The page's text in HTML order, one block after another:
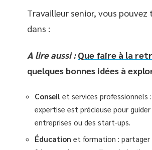
Travailleur senior, vous pouvez
dans :
A lire aussi : Que faire à la
quelques bonnes idées à
Conseil et services professionnels
expertise est précieuse pour guider
entreprises ou des start-ups.
Éducation et formation : partager